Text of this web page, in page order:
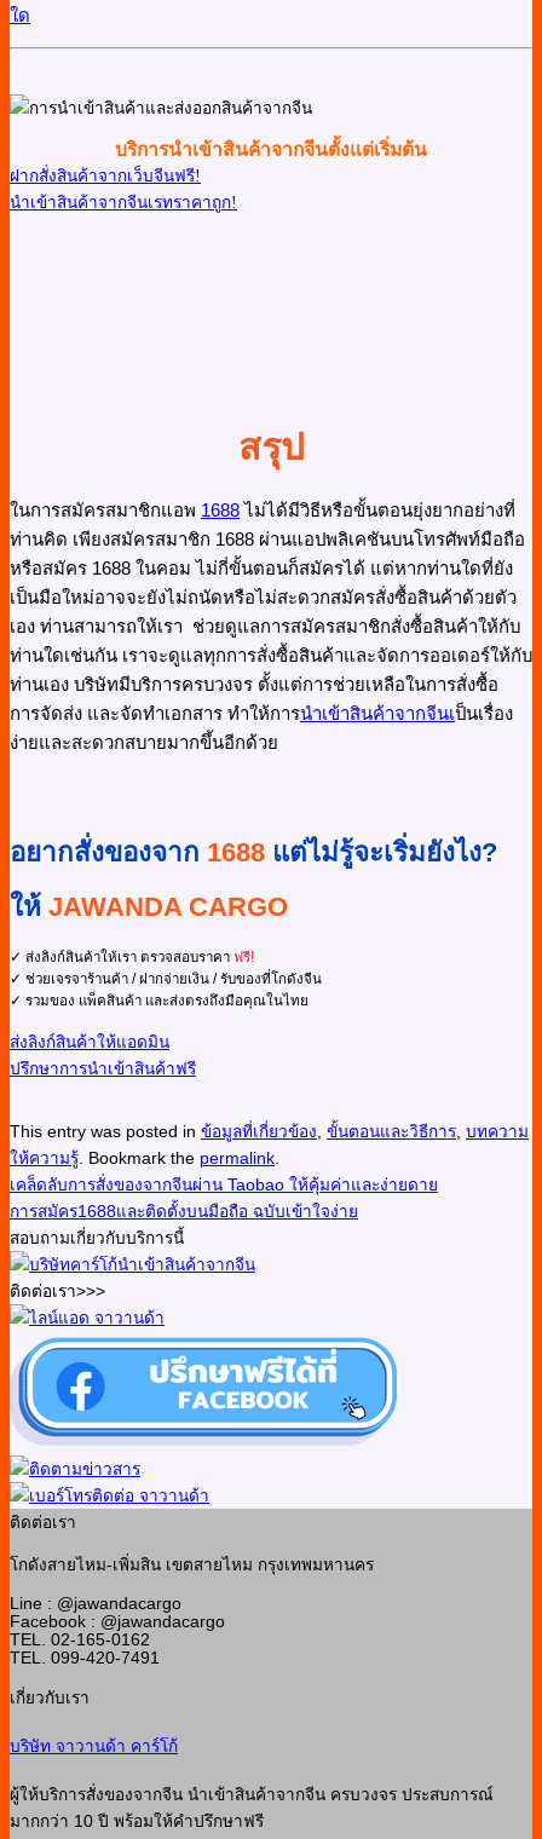
ใด
บริการนำเข้าสินค้าจากจีนตั้งแต่เริ่มต้น
ฝากสั่งสินค้าจากเว็บจีนฟรี!
นำเข้าสินค้าจากจีนเรทราคาถูก!
สรุป
ในการสมัครสมาชิกแอพ 1688ไม่ได้มีวิธีหรือขั้นตอนยุ่งยากอย่างที่
ท่านคิด เพียงสมัครสมาชิก 1688 ผ่านแอปพลิเคชันบนโทรศัพท์มือถือ
หรือสมัคร 1688 ในคอม ไม่กี่ขั้นตอนก็สมัครได้ แต่หากท่านใดที่ยัง
เป็นมือใหม่อาจจะยังไม่ถนัดหรือไม่สะดวกสมัครสั่งซื้อสินค้าด้วยตัว
เอง ท่านสามารถให้เรา ช่วยดูแลการสมัครสมาชิกสั่งซื้อสินค้าให้กับ
ท่านใดเช่นกัน เราจะดูแลทุกการสั่งซื้อสินค้าและจัดการออเดอร์ให้กับ
ท่านเอง บริษัทมีบริการครบวงจร ตั้งแต่การช่วยเหลือในการสั่งซื้อ
การจัดส่ง และจัดทำเอกสาร ทำให้การนำเข้าสินค้าจากจีนเป็นเรื่อง
ง่ายและสะดวกสบายมากขึ้นอีกด้วย
อยากสั่งของจาก 1688 แต่ไม่รู้จะเริ่มยังไง?
ให้ JAWANDA CARGO
✓ ส่งลิงก์สินค้าให้เรา ตรวจสอบราคา ฟรี!
✓ ช่วยเจรจาร้านค้า / ฝากจ่ายเงิน / รับของที่โกดังจีน
✓ รวมของ แพ็คสินค้า และส่งตรงถึงมือคุณในไทย
ส่งลิงก์สินค้าให้แอดมิน
ปรึกษาการนำเข้าสินค้าฟรี
This entry was posted in ข้อมูลที่เกี่ยวข้อง ขั้นตอนและวิธีการ บทความ
ให้ความรู้ . Bookmark the permalink
เคล็ดลับการสั่งของจากจีนผ่าน Taobao ให้คุ้มค่าและง่ายดาย
การสมัคร1688และติดตั้งบนมือถือ ฉบับเข้าใจง่าย
สอบถามเกี่ยวกับบริการนี้
ติดต่อเรา>>>
ติดต่อเรา
โกดังสายไหม-เพิ่มสิน เขตสายไหม กรุงเทพมหานคร
Line : @jawandacargo
Facebook : @jawandacargo
TEL. 02-165-0162
TEL. 099-420-7491
เกี่ยวกับเรา
บริษัท จาวานด้า คาร์โก้
ผู้ให้บริการสั่งของจากจีน นำเข้าสินค้าจากจีน ครบวงจร ประสบการณ์
มากกว่า 10 ปี พร้อมให้คำปรึกษาฟรี